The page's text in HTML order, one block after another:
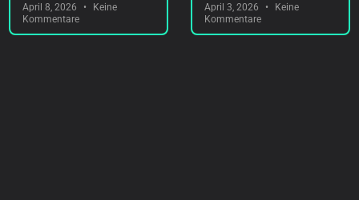
April 8, 2026
Keine
Kommentare
April 3, 2026
Keine
Kommentare